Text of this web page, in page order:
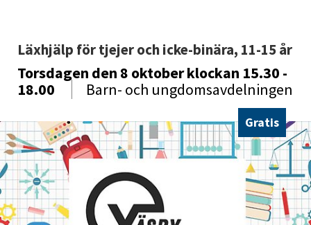
Torsdagen den 8 oktoberklockan 15.30 -
18.00
Barn- och ungdomsavdelningen
Gratis